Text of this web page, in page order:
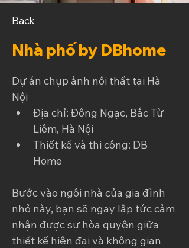
Back
Nhà phố by DBhome
Dự án chụp ảnh nội thất tại Hà
Nội
Địa chỉ: Đông Ngạc, Bắc Từ
Liêm, Hà Nội
Thiết kế và thi công: DB
Home
Bước vào ngôi nhà của gia đình
nhỏ này, bạn sẽ ngay lập tức cảm
nhận được sự hòa quyện giữa
thiết kế hiện đại và không gian